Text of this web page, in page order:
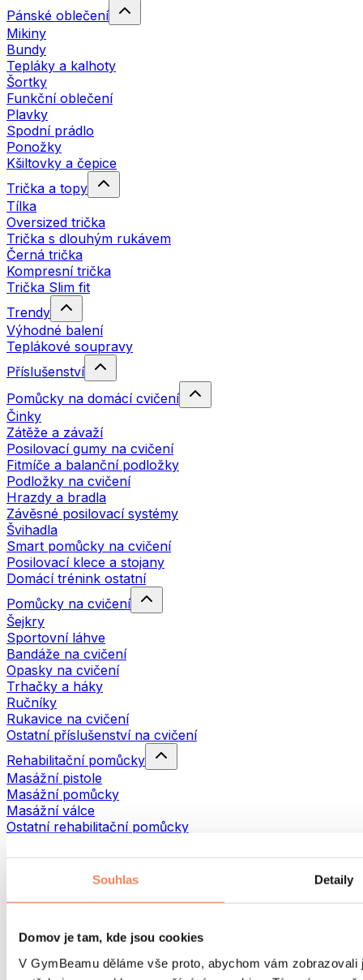
Souhlas Detaily
Domov je tam, kde jsou cookies
V GymBeamu děláme vše proto, abychom vám
Pánské oblečení
Mikiny
Bundy
Tepláky a kalhoty
Šortky
Funkční oblečení
Plavky
Spodní prádlo
Ponožky
Kšiltovky a čepice
Trička a topy
Tílka
Oversized trička
Trička s dlouhým rukávem
Černá trička
Kompresní trička
Trička Slim fit
Trendy
Výhodné balení
Teplákové soupravy
Příslušenství
Pomůcky na domácí cvičení
Činky
Zátěže a závaží
Posilovací gumy na cvičení
Fitmíče a balanční podložky
Podložky na cvičení
Hrazdy a bradla
Závěsné posilovací systémy
Švihadla
Smart pomůcky na cvičení
Posilovací klece a stojany
Domácí trénink ostatní
Pomůcky na cvičení
Šejkry
Sportovní láhve
Bandáže na cvičení
Opasky na cvičení
Trhačky a háky
Ručníky
Rukavice na cvičení
Ostatní příslušenství na cvičení
Rehabilitační pomůcky
Masážní pistole
Masážní pomůcky
Masážní válce
Ostatní rehabilitační pomůcky
Batohy
Běh
Bojové sporty